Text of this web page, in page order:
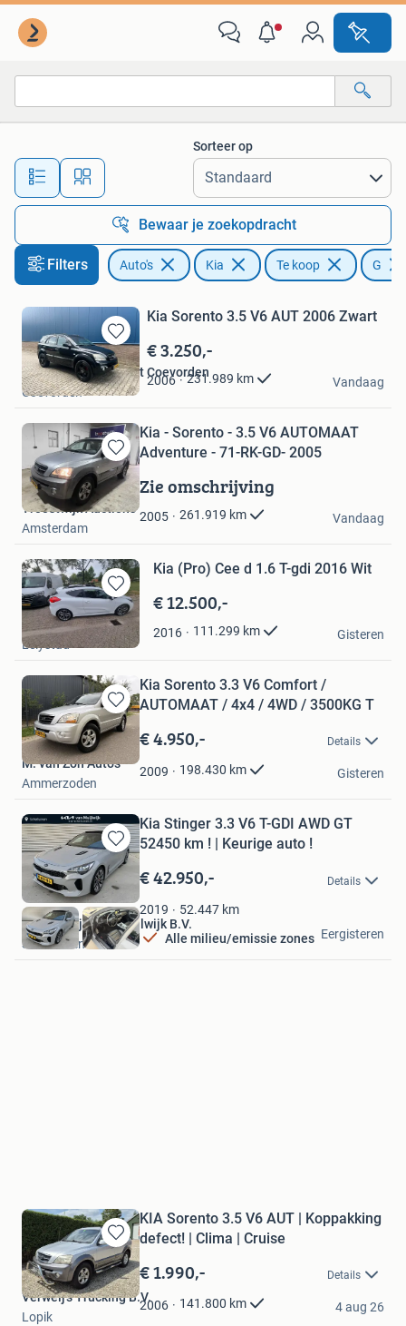
Alle afstanden…
Sorteer op
Bewaar je zoekopdracht
Filters Auto's Kia Te koop G
Bewaren
in
Mijn
Favorieten
Kia Sorento 3.5 V6 AUT 2006 Zwart
€ 3.250,-
2006 231.989 km
Autoservice De Groot Coevorden
Coevorden
Vandaag
Bewaren
in
Mijn
Favorieten
Kia - Sorento - 3.5 V6 AUTOMAAT
Adventure - 71-RK-GD- 2005
Zie omschrijving
2005 261.919 km
Troostwijk Auctions
Amsterdam
Vandaag
Bewaren
in
Mijn
Favorieten
Kia (Pro) Cee d 1.6 T-gdi 2016 Wit
€ 12.500,-
2016 111.299 km
sheldon jansen
Lelystad
Gisteren
Bewaren
in
Mijn
Favorieten
Kia Sorento 3.3 V6 Comfort /
AUTOMAAT / 4x4 / 4WD / 3500KG T
€ 4.950,- Details
2009 198.430 km
M. van Zon Auto's
Ammerzoden
Gisteren
Bewaren
in
Mijn
Favorieten
Kia Stinger 3.3 V6 T-GDI AWD GT
52450 km ! | Keurige auto !
€ 42.950,- Details
2019 52.447 km
Alle milieu/emissie zones
Autobedrijf Van Muijlwijk B.V.
Schelluinen
Eergisteren
Bewaren
in
Mijn
Favorieten
KIA Sorento 3.5 V6 AUT | Koppakking
defect! | Clima | Cruise
€ 1.990,- Details
2006 141.800 km
Verweij's Trucking B.V.
Lopik
4 aug 26